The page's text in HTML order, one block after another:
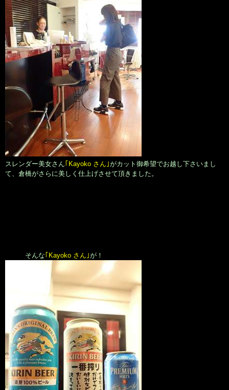
スレンダー美女さん｢Kayoko さん｣がカット御希望でお越し下さいまし
て、倉橋がさらに美しく仕上げさせて頂きました。
そんな｢Kayoko さん｣が！